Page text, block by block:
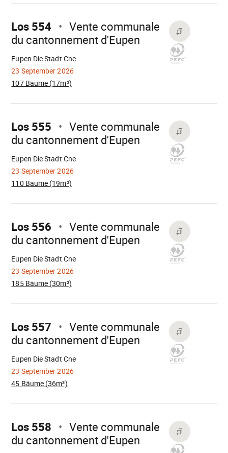
Mach
Los 554
Vente communale
du cantonnement d'Eupen
23 September 2026
Eupen Die Stadt Cne
107 Bäume (17m³)
Wird
Mach
Los 555
Vente communale
du cantonnement d'Eupen
23 September 2026
Eupen Die Stadt Cne
110 Bäume (19m³)
Wird
Mach
Los 556
Vente communale
du cantonnement d'Eupen
23 September 2026
Eupen Die Stadt Cne
185 Bäume (30m³)
Wird
Mach
Los 557
Vente communale
du cantonnement d'Eupen
23 September 2026
Eupen Die Stadt Cne
45 Bäume (36m³)
Wird
Mach
Los 558
Vente communale
du cantonnement d'Eupen
Wird